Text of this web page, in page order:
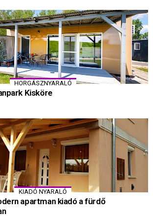
HORGÁSZNYARALÓ
Kisköre
KIADÓ NYARALÓ
apartman kiadó a fürdő